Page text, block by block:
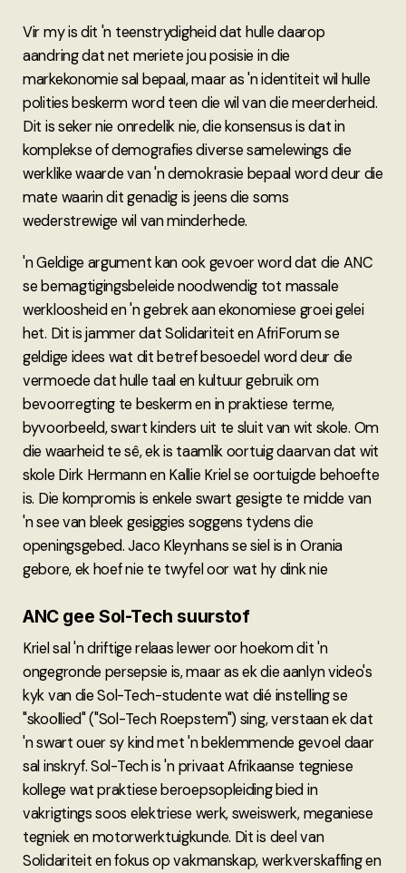
Vir my is dit 'n teenstrydigheid dat hulle daarop
aandring dat net meriete jou posisie in die
markekonomie sal bepaal, maar as 'n identiteit wil hulle
polities beskerm word teen die wil van die meerderheid.
Dit is seker nie onredelik nie, die konsensus is dat in
komplekse of demografies diverse samelewings die
werklike waarde van 'n demokrasie bepaal word deur die
mate waarin dit genadig is jeens die soms
wederstrewige wil van minderhede.
'n Geldige argument kan ook gevoer word dat die ANC
se bemagtigingsbeleide noodwendig tot massale
werkloosheid en 'n gebrek aan ekonomiese groei gelei
het. Dit is jammer dat Solidariteit en AfriForum se
geldige idees wat dit betref besoedel word deur die
vermoede dat hulle taal en kultuur gebruik om
bevoorregting te beskerm en in praktiese terme,
byvoorbeeld, swart kinders uit te sluit van wit skole. Om
die waarheid te sê, ek is taamlik oortuig daarvan dat wit
skole Dirk Hermann en Kallie Kriel se oortuigde behoefte
is. Die kompromis is enkele swart gesigte te midde van
'n see van bleek gesiggies soggens tydens die
openingsgebed. Jaco Kleynhans se siel is in Orania
gebore, ek hoef nie te twyfel oor wat hy dink nie
ANC gee Sol-Tech suurstof
Kriel sal 'n driftige relaas lewer oor hoekom dit 'n
ongegronde persepsie is, maar as ek die aanlyn video's
kyk van die Sol-Tech-studente wat dié instelling se
"skoollied" ("Sol-Tech Roepstem") sing, verstaan ek dat
'n swart ouer sy kind met 'n beklemmende gevoel daar
sal inskryf. Sol-Tech is 'n privaat Afrikaanse tegniese
kollege wat praktiese beroepsopleiding bied in
vakrigtings soos elektriese werk, sweiswerk, meganiese
tegniek en motorwerktuigkunde. Dit is deel van
Solidariteit en fokus op vakmanskap, werkverskaffing en